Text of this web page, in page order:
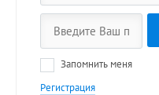
Запомнить меня
Регистрация